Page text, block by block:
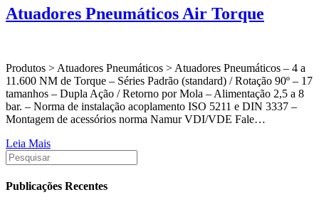
Atuadores Pneumáticos Air Torque
Produtos > Atuadores Pneumáticos > Atuadores Pneumáticos – 4 a
11.600 NM de Torque – Séries Padrão (standard) / Rotação 90º – 17
tamanhos – Dupla Ação / Retorno por Mola – Alimentação 2,5 a 8
bar. – Norma de instalação acoplamento ISO 5211 e DIN 3337 –
Montagem de acessórios norma Namur VDI/VDE Fale…
Leia Mais
Publicações Recentes